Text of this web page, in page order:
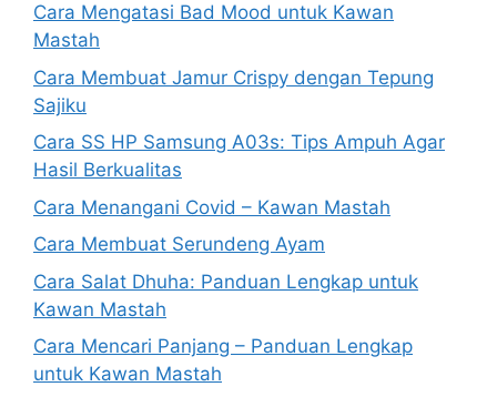
Cara Mengatasi Bad Mood untuk Kawan
Mastah
Cara Membuat Jamur Crispy dengan Tepung
Sajiku
Cara SS HP Samsung A03s: Tips Ampuh Agar
Hasil Berkualitas
Cara Menangani Covid – Kawan Mastah
Cara Membuat Serundeng Ayam
Cara Salat Dhuha: Panduan Lengkap untuk
Kawan Mastah
Cara Mencari Panjang – Panduan Lengkap
untuk Kawan Mastah